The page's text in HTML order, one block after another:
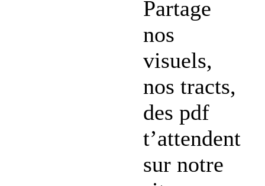
Partage
nos
visuels,
nos tracts,
des pdf
t’attendent
sur notre